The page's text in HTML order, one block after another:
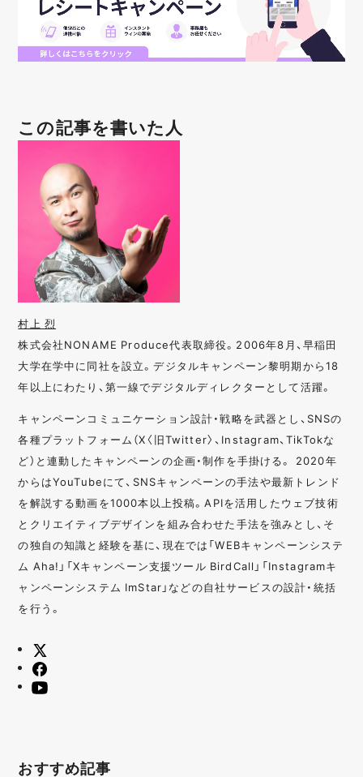
この記事を書いた人
村上 烈
株式会社NONAME Produce代表取締役。2006年8月、早稲田
大学在学中に同社を設立。デジタルキャンペーン黎明期から18
年以上にわたり、第一線でデジタルディレクターとして活躍。
キャンペーンコミュニケーション設計・戦略を武器とし、SNSの
各種プラットフォーム（X〈旧Twitter〉、Instagram、TikTokな
ど）と連動したキャンペーンの企画・制作を手掛ける。 2020年
からはYouTubeにて、SNSキャンペーンの手法や最新トレンド
を解説する動画を1000本以上投稿。APIを活用したウェブ技術
とクリエイティブデザインを組み合わせた手法を強みとし、そ
の独自の知識と経験を基に、現在では「WEBキャンペーンシステ
ム Aha!」「Xキャンペーン支援ツール BirdCall」「Instagramキ
ャンペーンシステム ImStar」などの自社サービスの設計・統括
を行う。
おすすめ記事